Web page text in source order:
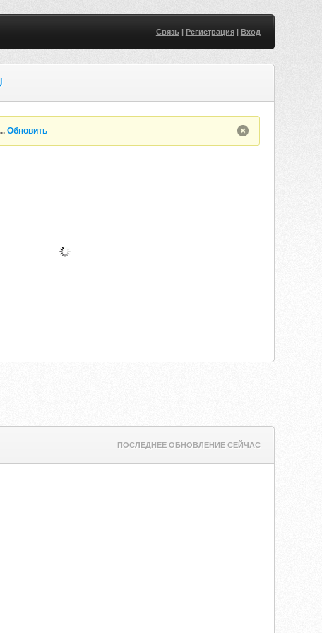
Связь| Регистрация| Вход
Обновить
ПОСЛЕДНЕЕ ОБНОВЛЕНИЕ СЕЙЧАС